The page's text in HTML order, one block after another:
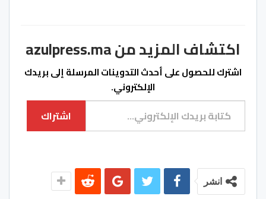
اكتشاف المزيد من azulpress.ma
اشترك للحصول على أحدث التدوينات المرسلة إلى بريدك
الإلكتروني.
كتابة بريدك الإلكتروني...
اشتراك
انشر